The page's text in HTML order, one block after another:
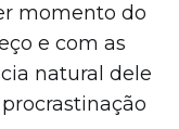
momento do
e com as
natural dele